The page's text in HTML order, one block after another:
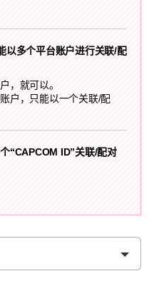
以多个平台账户进行关联/配
，就可以。
户，只能以一个关联/配
“CAPCOM ID”关联/配对